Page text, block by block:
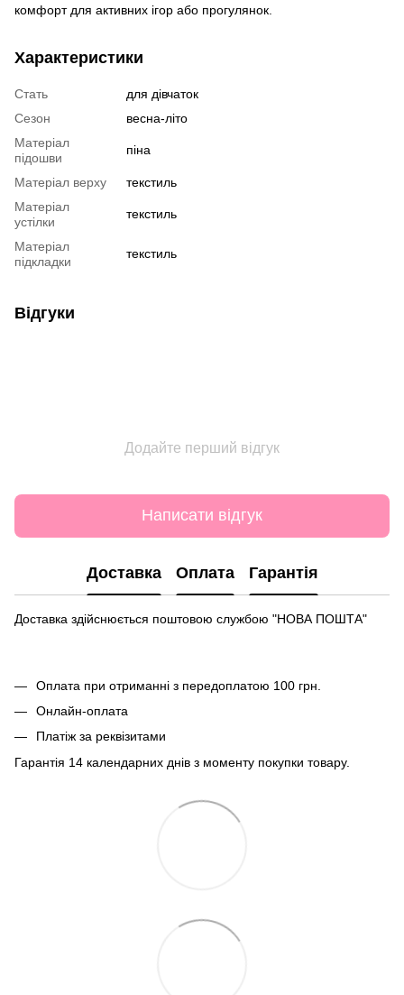
комфорт для активних ігор або прогулянок.
Характеристики
Стать
для дівчаток
Сезон
весна-літо
Матеріал
підошви
піна
Матеріал верху
текстиль
Матеріал
устілки
текстиль
Матеріал
підкладки
текстиль
Відгуки
Додайте перший відгук
Написати відгук
Доставка Оплата Гарантія
Доставка здійснюється поштовою службою "НОВА ПОШТА"
Оплата при отриманні з передоплатою 100 грн.
Онлайн-оплата
Платіж за реквізитами
Гарантія 14 календарних днів з моменту покупки товару.